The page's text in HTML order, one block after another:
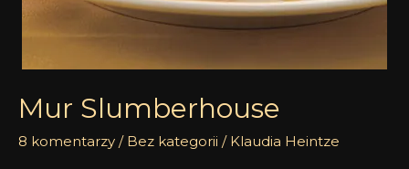
Mur Slumberhouse
8 komentarzy / Bez kategorii / Klaudia Heintze